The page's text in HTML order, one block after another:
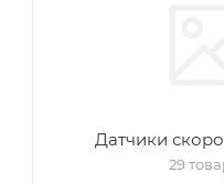
Датчики
29